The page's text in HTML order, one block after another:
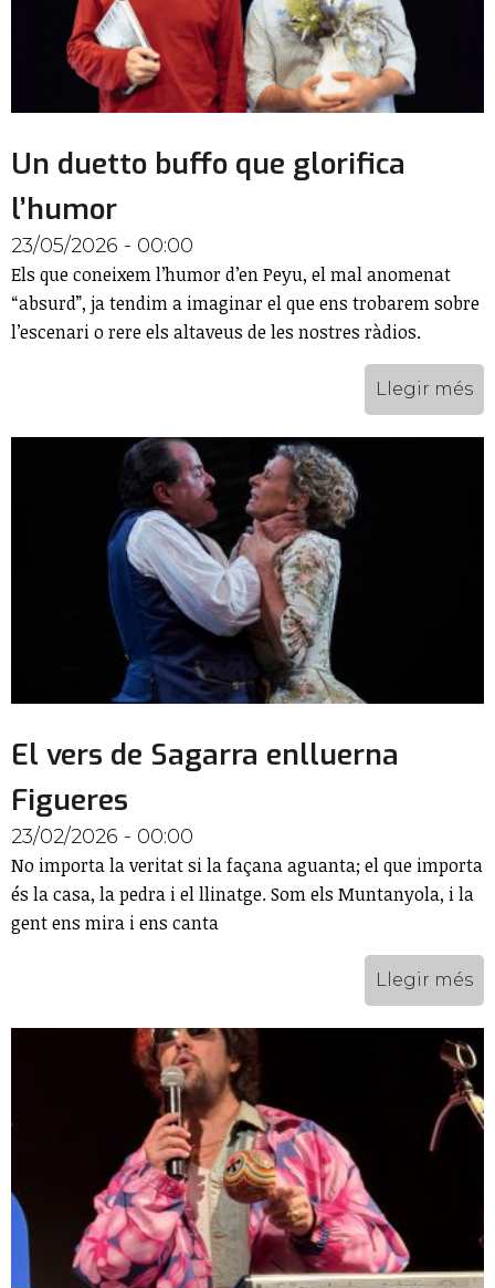
Un duetto buffo que glorifica
l’humor
23/05/2026 - 00:00
Els que coneixem l’humor d’en Peyu, el mal anomenat
“absurd”, ja tendim a imaginar el que ens trobarem sobre
l’escenari o rere els altaveus de les nostres ràdios.
Llegir més
El vers de Sagarra enlluerna
Figueres
23/02/2026 - 00:00
No importa la veritat si la façana aguanta; el que importa
és la casa, la pedra i el llinatge. Som els Muntanyola, i la
gent ens mira i ens canta
Llegir més